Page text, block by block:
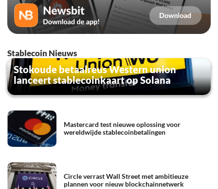
Stablecoin Nieuws
Stokoude betaalreus Western union
lanceert stablecoinkaart op Solana
Mastercard test nieuwe oplossing voor
wereldwijde stablecoinbetalingen
Circle verrast Wall Street met ambitieuze
plannen voor nieuw blockchainnetwerk